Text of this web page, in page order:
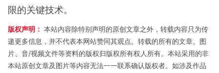
限的关键技术。
版权声明： 本站内容除特别声明的原创文章之外，转载内容只为传
递更多信息，并不代表本网站赞同其观点。转载的所有的文章、图
片、音/视频文件等资料的版权归版权所有权人所有。本站采用的非
本站原创文章及图片等内容无法一一联系确认版权者。如涉及作品